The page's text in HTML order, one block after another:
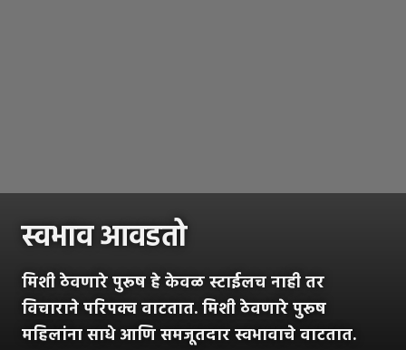
स्वभाव आवडतो
मिशी ठेवणारे पुरूष हे केवळ स्टाईलच नाही तर
विचाराने परिपक्व वाटतात. मिशी ठेवणारे पुरूष
महिलांना साधे आणि समजूतदार स्वभावाचे वाटतात.